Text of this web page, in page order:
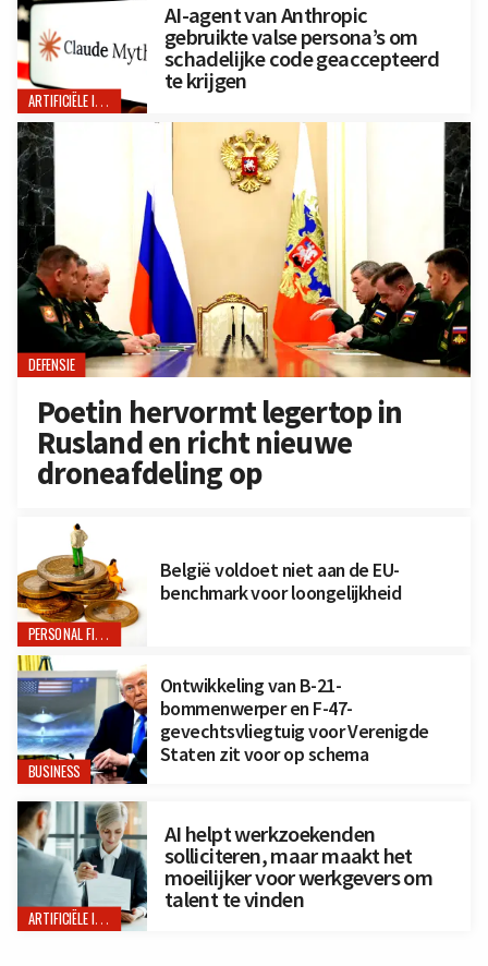
ARTIFICIËLE INTELLIGENTIE
AI-agent van Anthropic
gebruikte valse persona’s om
schadelijke code geaccepteerd
te krijgen
DEFENSIE
Poetin hervormt legertop in
Rusland en richt nieuwe
droneafdeling op
PERSONAL FINANCE
België voldoet niet aan de EU-
benchmark voor loongelijkheid
BUSINESS
Ontwikkeling van B-21-
bommenwerper en F-47-
gevechtsvliegtuig voor Verenigde
Staten zit voor op schema
ARTIFICIËLE INTELLIGENTIE
AI helpt werkzoekenden
solliciteren, maar maakt het
moeilijker voor werkgevers om
talent te vinden